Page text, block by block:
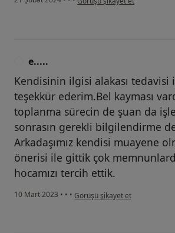
e.....
Kendisinin ilgisi alakası tedavisi
teşekkür ederim.Bel kayması
toplanma sürecin de şuan da
sonrasın gerekli bilgilendirme
Arkadaşımız kendisi muayene
önerisi ile gittik çok
hocamızı tercih ettik.
10 Mart 2023 • • • kullanıcının görüşüne göre e.....
Görüşü şikayet et